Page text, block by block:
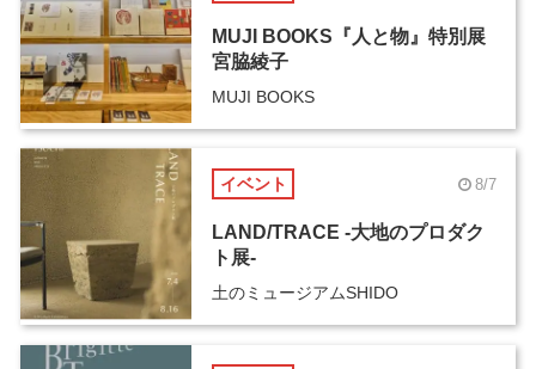
MUJI BOOKS『人と物』特別展
宮脇綾子
MUJI BOOKS
イベント 8/7
LAND/TRACE -大地のプロダク
ト展-
土のミュージアムSHIDO